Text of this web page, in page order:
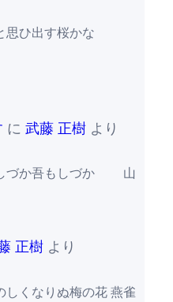
思ひ出す桜かな
に武藤 正樹 より
づか吾もしづか 山
正樹 より
しくなりぬ梅の花 燕雀